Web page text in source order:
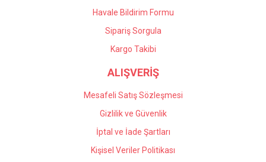
Gönder
Havale Bildirim Formu
Sipariş Sorgula
Kargo Takibi
ALIŞVERİŞ
Mesafeli Satış Sözleşmesi
Gizlilik ve Güvenlik
İptal ve İade Şartları
Kişisel Veriler Politikası